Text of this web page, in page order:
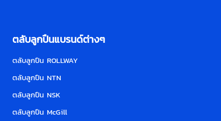
ตลับลูกปืนแบรนด์ต่างๆ
ตลับลูกปืน ROLLWAY
ตลับลูกปืน NTN
ตลับลูกปืน NSK
ตลับลูกปืน McGill